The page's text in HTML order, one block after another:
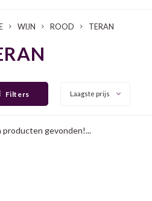
WIJN ROOD TERAN
Filters Laagste prijs
producten gevonden!...